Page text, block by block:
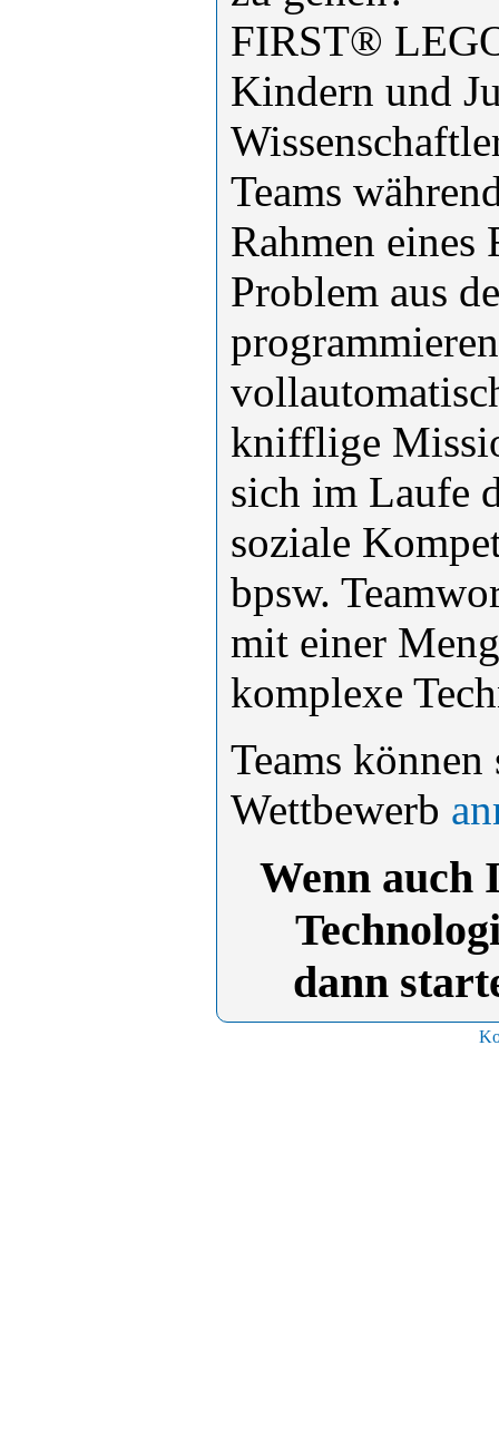
FIRST®
Kindern und
Teams
Rahmen
Problem aus
knifflige
sich im Laufe
soziale
bpsw.
mit einer
komplexe
Teams
Wettbewerb
Wenn auch
dann